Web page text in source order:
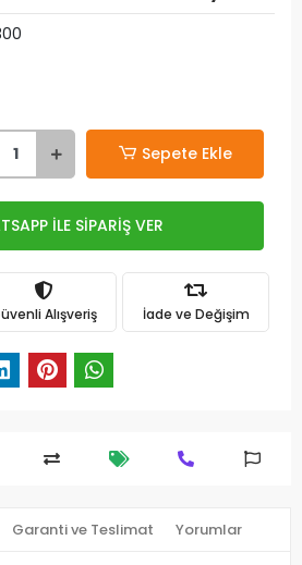
Sepete Ekle
İLE SİPARİŞ VER
Alışveriş İade ve Değişim
Garanti ve Teslimat Yorumlar